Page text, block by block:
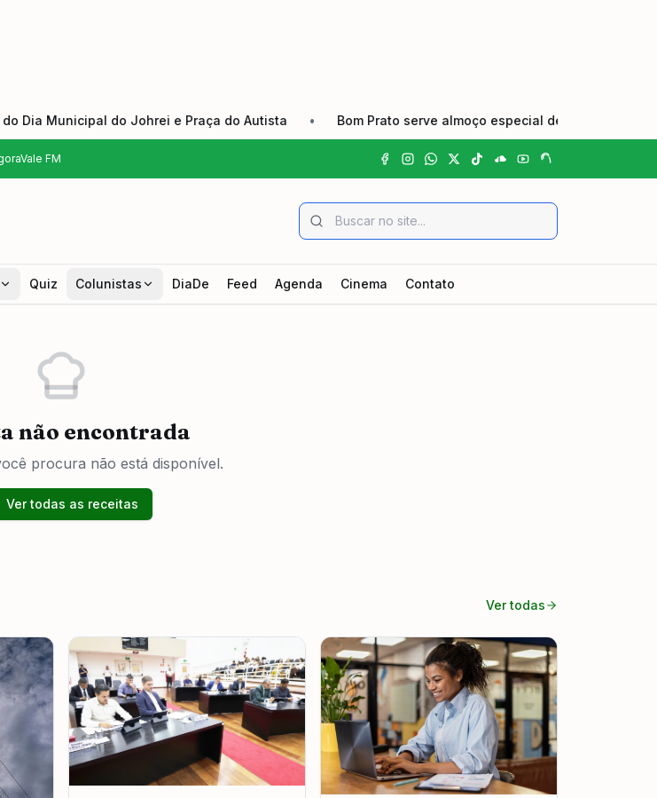
Municipal do Johrei e Praça do Autista • Bom Prato serve almoço especial de Dia dos Pais nas
FM
Quiz Colunistas DiaDe Feed Agenda Cinema Contato
não encontrada
procura não está disponível.
Ver todas as receitas
Ver todas